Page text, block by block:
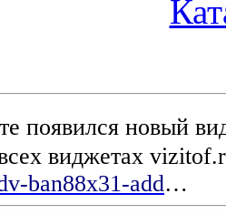
появился новый
виджетах
ban88x31-add…